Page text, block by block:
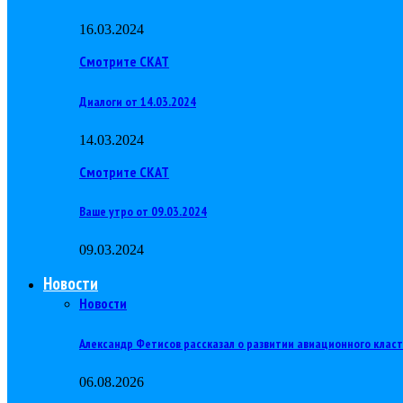
16.03.2024
Смотрите СКАТ
Диалоги от 14.03.2024
14.03.2024
Смотрите СКАТ
Ваше утро от 09.03.2024
09.03.2024
Новости
Новости
Александр Фетисов рассказал о развитии авиационного
06.08.2026